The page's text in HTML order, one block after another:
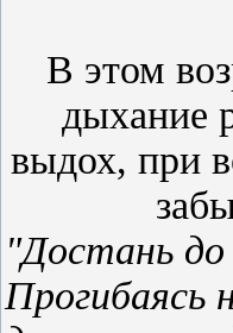
В этом
дыхание
выдох, при
"Достань
Прогибаясь